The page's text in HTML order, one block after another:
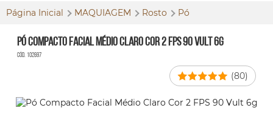
Página Inicial MAQUIAGEM Rosto Pó
Pó Compacto Facial Médio Claro Cor 2 FPS 90 Vult 6g
Cód. 102697
(80)